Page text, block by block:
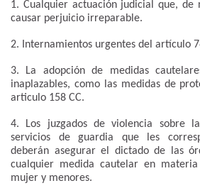
1. Cualquier actuación judicial que, de
causar perjuicio irreparable.
2. Internamientos urgentes del artículo
3. La adopción de medidas
inaplazables, como las medidas de
articulo 158 CC.
4. Los juzgados de violencia sobre
servicios de guardia que les
deberán asegurar el dictado de las
cualquier medida cautelar en
mujer y menores.